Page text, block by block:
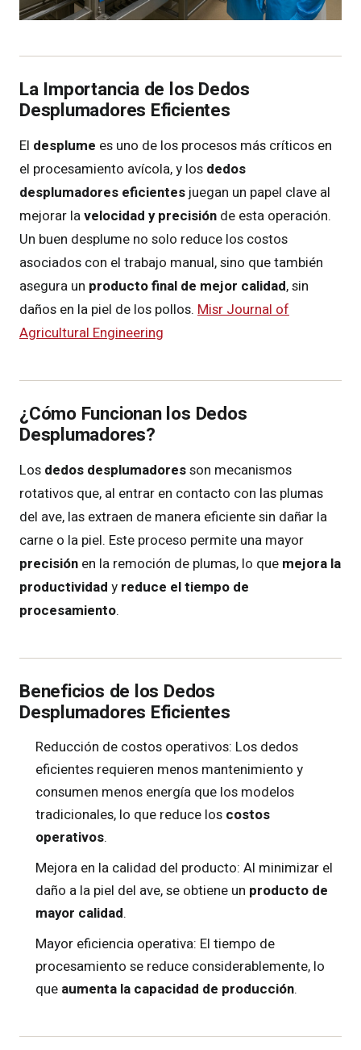
La Importancia de los Dedos
Desplumadores Eficientes
El desplume es uno de los procesos más críticos en
el procesamiento avícola, y los dedos
desplumadores eficientesjuegan un papel clave al
mejorar lavelocidad y precisión de esta operación.
Un buen desplume no solo reduce los costos
asociados con el trabajo manual, sino que también
asegura un producto final de mejor calidad, sin
daños en la piel de los pollos. Misr Journal of
Agricultural Engineering
¿Cómo Funcionan los Dedos
Desplumadores?
Los dedos desplumadoresson mecanismos
rotativos que, al entrar en contacto con las plumas
del ave, las extraen de manera eficiente sin dañar la
carne o la piel. Este proceso permite una mayor
precisión en la remoción de plumas, lo que mejora la
productividad y reduce el tiempo de
procesamiento.
Beneficios de los Dedos
Desplumadores Eficientes
Reducción de costos operativos: Los dedos
eficientes requieren menos mantenimiento y
consumen menos energía que los modelos
tradicionales, lo que reduce los costos
operativos.
Mejora en la calidad del producto: Al minimizar el
daño a la piel del ave, se obtiene un producto de
mayor calidad.
Mayor eficiencia operativa: El tiempo de
procesamiento se reduce considerablemente, lo
que aumenta la capacidad de producción.